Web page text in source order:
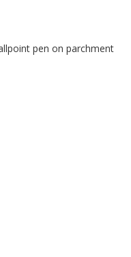
pen on parchment